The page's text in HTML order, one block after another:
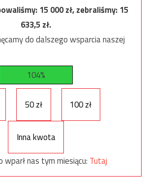
15 000zł, zebraliśmy:15
633,5zł.
do dalszego wsparcia naszej
104%
50 zł 100 zł
Inna kwota
wparł nas tym miesiącu: Tutaj